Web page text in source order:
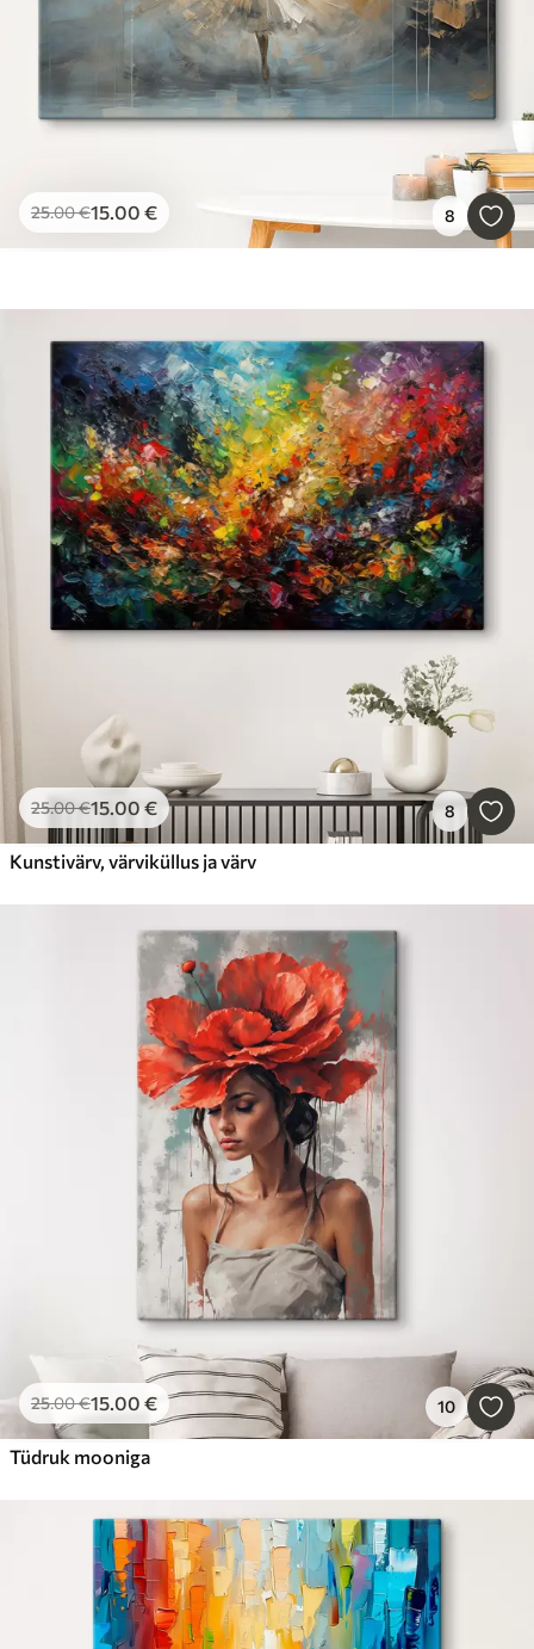
25.00€15.00 € 8
25.00€15.00 € 8
Kunstivärv, värviküllus ja värv
25.00€15.00 € 10
Tüdruk mooniga